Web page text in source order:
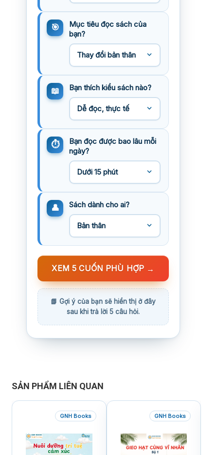
Mục tiêu đọc sách của
bạn?
Bạn thích kiểu sách nào?
Bạn đọc được bao lâu mỗi
ngày?
Sách dành cho ai?
XEM 5 CUỐN PHÙ HỢP →
SẢN PHẨM LIÊN QUAN
GNH Books GNH Books